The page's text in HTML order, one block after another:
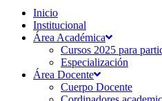
Inicio
Institucional
Área Académica
Cursos 2025 para
Especialización
Área Docente
Cuerpo Docente